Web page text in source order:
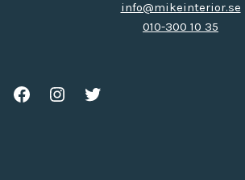
info@mikeinterior.se
010-300 10 35